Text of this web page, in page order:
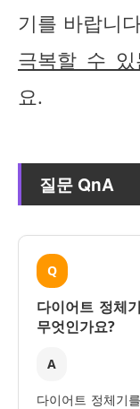
기를 바랍니
극복할 수
요.
질문 QnA
Q
다이어트 정체
무엇인가요?
A
다이어트 정체기